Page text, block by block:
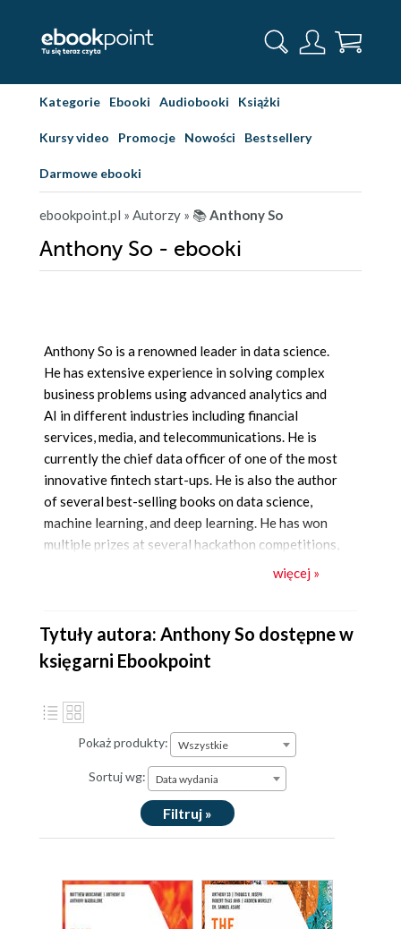
Kategorie Ebooki Audiobooki Książki
Kursy video Promocje Nowości Bestsellery
Darmowe ebooki
ebookpoint.pl » Autorzy » 📚Anthony So
Anthony So - ebooki
Anthony So is a renowned leader in data science.
He has extensive experience in solving complex
business problems using advanced analytics and
AI in different industries including financial
services, media, and telecommunications. He is
currently the chief data officer of one of the most
innovative fintech start-ups. He is also the author
of several best-selling books on data science,
machine learning, and deep learning. He has won
multiple prizes at several hackathon competitions,
such as Unearthed, GovHack, and Pepper Money.
and innovation.
więcej »
Tytuły autora: Anthony So dostępne w
księgarni Ebookpoint
Pokaż produkty: Wszystkie
Sortuj wg: Data wydania
Filtruj »